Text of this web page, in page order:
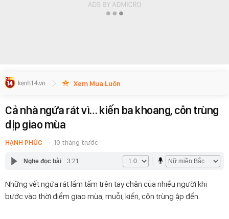
Xem Mua Luôn
Cả nhà ngứa rát vì… kiến ba khoang, côn trùng
dịp giao mùa
HẠNH PHÚC 10 tháng trước
Nghe đọc bài 3:21
Những vết ngứa rát lấm tấm trên tay chân của nhiều người khi
bước vào thời điểm giao mùa, muỗi, kiến, côn trùng ập đến.